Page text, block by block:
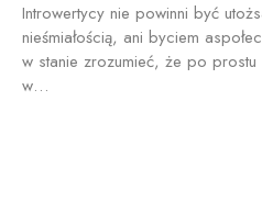
Introwertycy nie powinni być
nieśmiałością, ani byciem
w stanie zrozumieć, że po prostu
w…